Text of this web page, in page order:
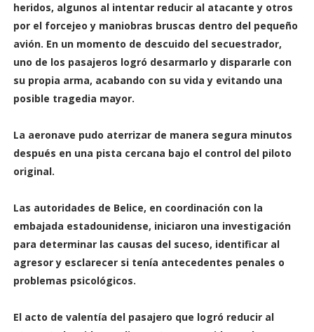
heridos, algunos al intentar reducir al atacante y otros
por el forcejeo y maniobras bruscas dentro del pequeño
avión. En un momento de descuido del secuestrador,
uno de los pasajeros logró desarmarlo y dispararle con
su propia arma, acabando con su vida y evitando una
posible tragedia mayor.
La aeronave pudo aterrizar de manera segura minutos
después en una pista cercana bajo el control del piloto
original.
Las autoridades de Belice, en coordinación con la
embajada estadounidense, iniciaron una investigación
para determinar las causas del suceso, identificar al
agresor y esclarecer si tenía antecedentes penales o
problemas psicológicos.
El acto de valentía del pasajero que logró reducir al